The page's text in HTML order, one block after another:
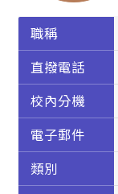
職稱
直撥電話
校內分機
電子郵件
類別